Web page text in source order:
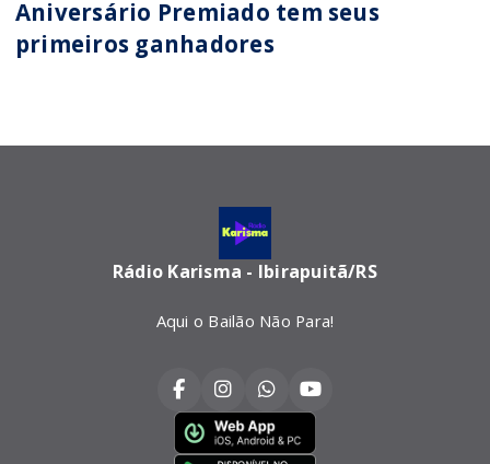
Aniversário Premiado tem seus
primeiros ganhadores
Rádio Karisma - Ibirapuitã/RS
Aqui o Bailão Não Para!